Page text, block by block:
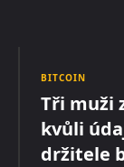
BITCOIN
Tři muži
kvůli
držitele